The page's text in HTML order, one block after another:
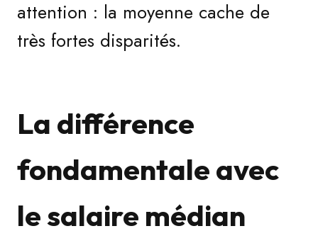
attention : la moyenne cache de
très fortes disparités.
La différence
fondamentale avec
le salaire médian